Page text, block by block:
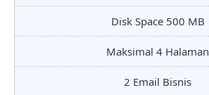
Disk Space 500 MB
Maksimal 4 Halaman
2 Email Bisnis